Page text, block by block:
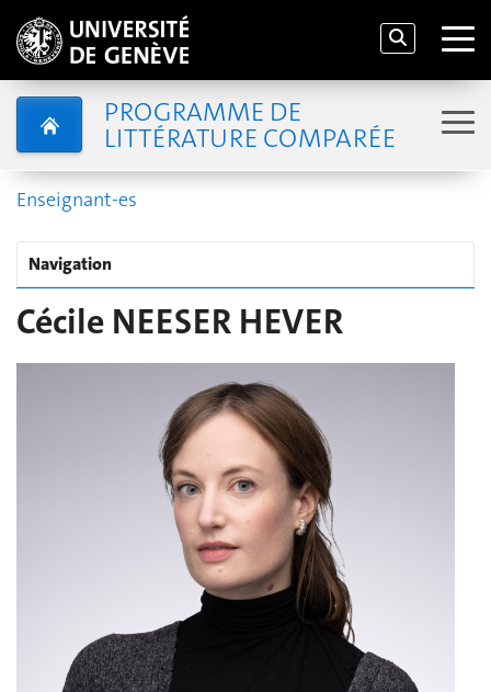
PROGRAMME DE
LITTÉRATURE COMPARÉE
Enseignant-es
Navigation
Cécile NEESER HEVER